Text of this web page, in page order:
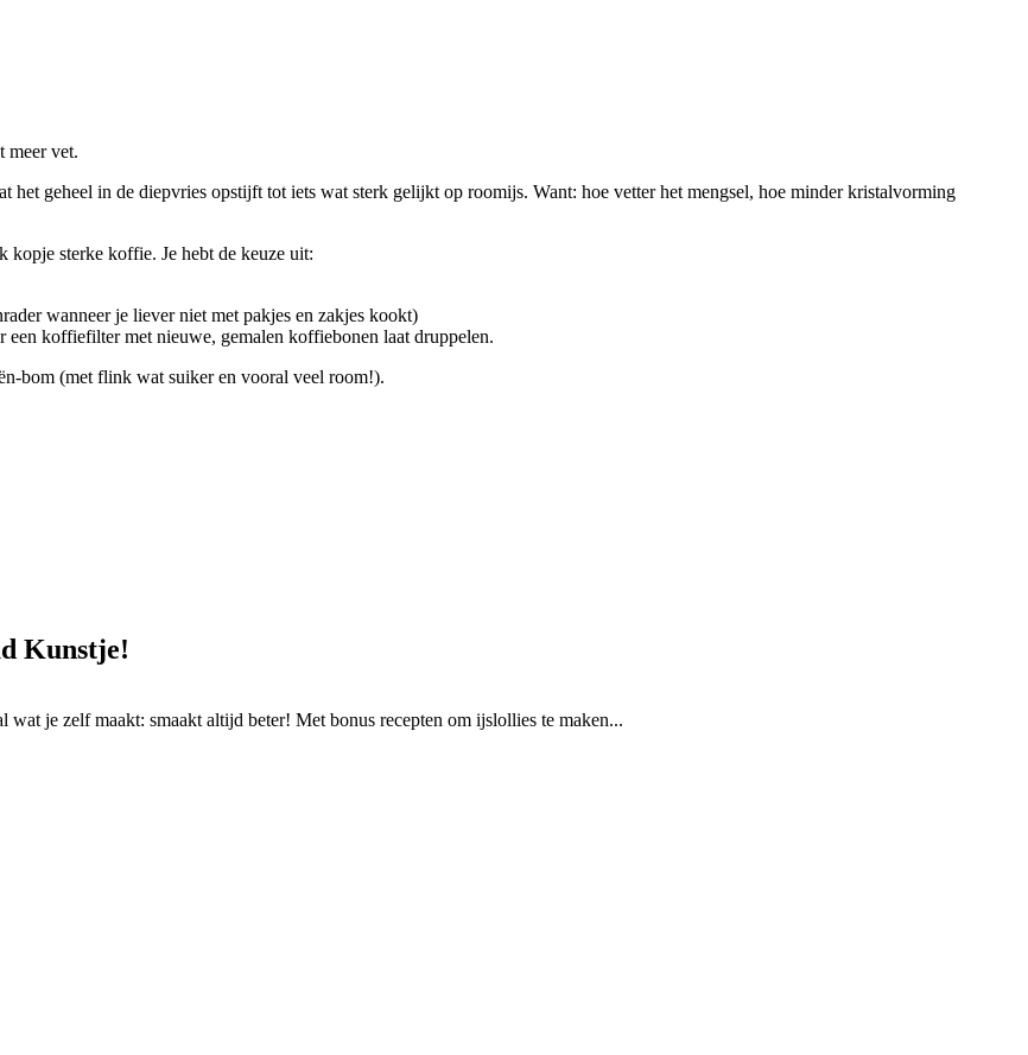
meer vet.
geheel in de diepvries opstijft tot iets wat sterk gelijkt op roomijs. Want: hoe vetter het mengsel, hoe minder kristalvorming
kopje sterke koffie. Je hebt de keuze uit:
wanneer je liever niet met pakjes en zakjes kookt)
koffiefilter met nieuwe, gemalen koffiebonen laat druppelen.
bom (met flink wat suiker en vooral veel room!).
Kunstje!
je zelf maakt: smaakt altijd beter! Met bonus recepten om ijslollies te maken...